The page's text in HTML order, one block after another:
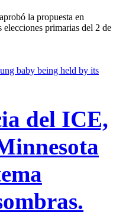
la propuesta en
primarias del 2 de
del ICE,